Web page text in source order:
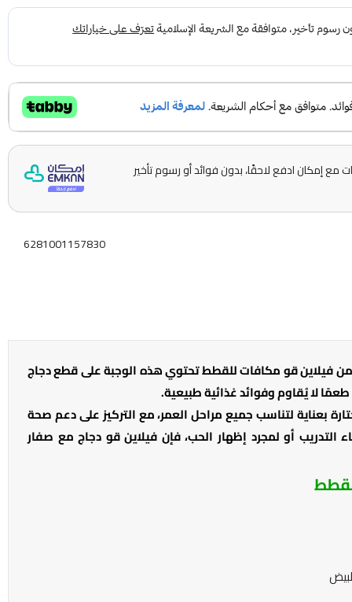
على 5 دفعات مع إمكان ادفع لاحقًا، بدون فوائد أو رسوم تأخير
6281001157830
فيلاين قو مكافات للقطط تحتوي هذه الوجبة على قطع دجاج
لا يُقاوم وفوائد غذائية طبيعية.
بعناية لتناسب جميع مراحل العمر، مع التركيز على دعم صحة
التدريب أو لمجرد إظهار الحب، فإن فيلاين قو دجاج مع صفار